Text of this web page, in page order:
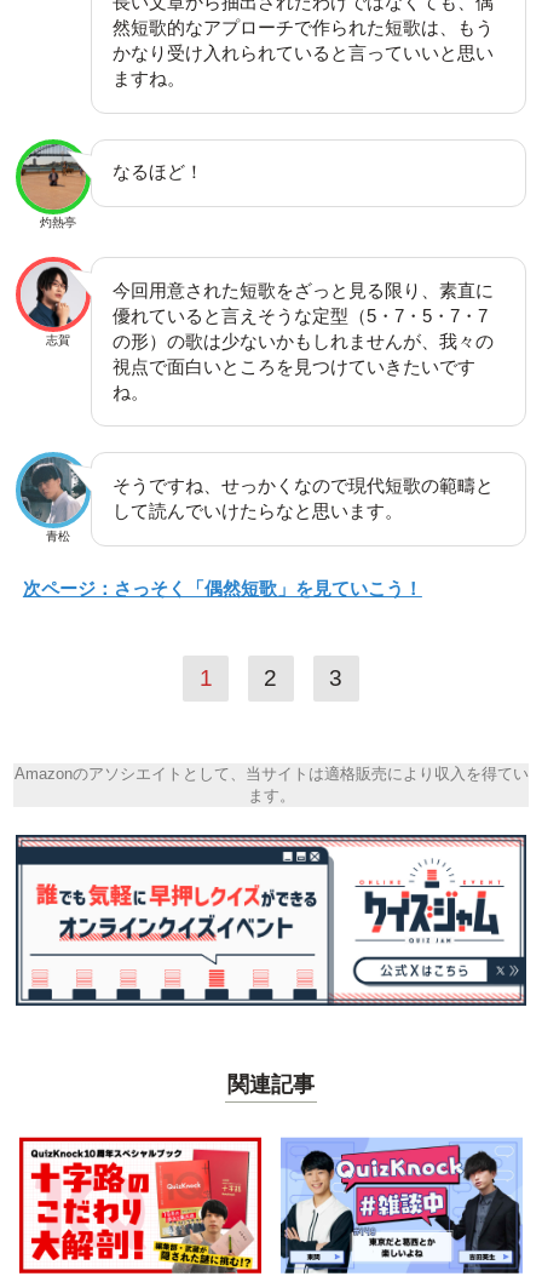
然短歌的なアプローチで作られた短歌は、もう
かなり受け入れられていると言っていいと思い
ますね。
灼熱亭
なるほど！
志賀
今回用意された短歌をざっと見る限り、素直に
優れていると言えそうな定型（5・7・5・7・7
の形）の歌は少ないかもしれませんが、我々の
視点で面白いところを見つけていきたいです
ね。
青松
そうですね、せっかくなので現代短歌の範疇と
して読んでいけたらなと思います。
次ページ：さっそく「偶然短歌」を見ていこう！
1 2 3
Amazonのアソシエイトとして、当サイトは適格販売により収入を得てい
ます。
関連記事